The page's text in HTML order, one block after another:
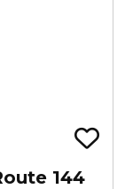
144